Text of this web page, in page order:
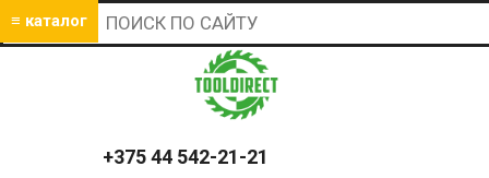
≡ каталог
+375 44 542-21-21